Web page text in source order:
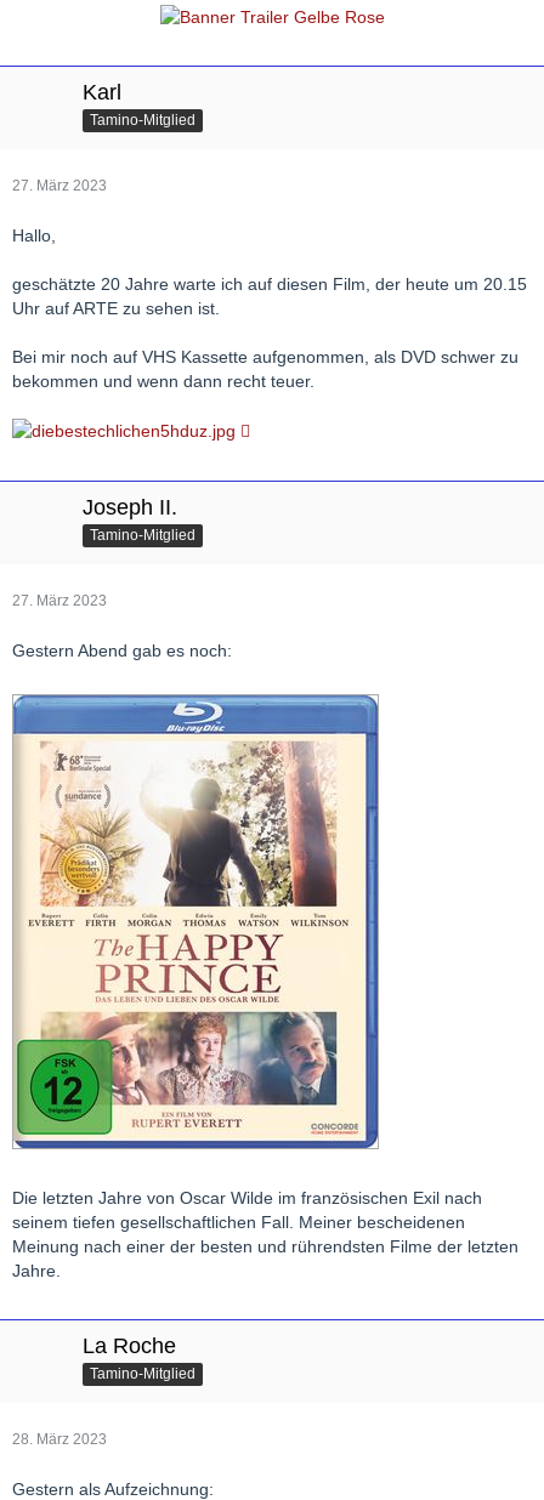
Karl
Tamino-Mitglied
27. März 2023
Hallo,
geschätzte 20 Jahre warte ich auf diesen Film, der heute um 20.15
Uhr auf ARTE zu sehen ist.
Bei mir noch auf VHS Kassette aufgenommen, als DVD schwer zu
bekommen und wenn dann recht teuer.
Joseph II.
Tamino-Mitglied
27. März 2023
Gestern Abend gab es noch:
Die letzten Jahre von Oscar Wilde im französischen Exil nach
seinem tiefen gesellschaftlichen Fall. Meiner bescheidenen
Meinung nach einer der besten und rührendsten Filme der letzten
Jahre.
La Roche
Tamino-Mitglied
28. März 2023
Gestern als Aufzeichnung: